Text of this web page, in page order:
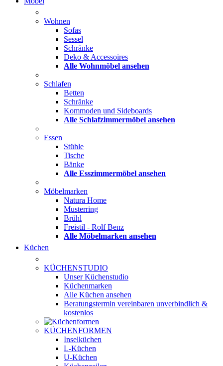
Wohnen
Sofas
Sessel
Schränke
Deko & Accessoires
Alle Wohnmöbel ansehen
Schlafen
Betten
Schränke
Kommoden und Sideboards
Alle Schlafzimmermöbel ansehen
Essen
Stühle
Tische
Bänke
Alle Esszimmermöbel ansehen
Möbelmarken
Natura Home
Musterring
Brühl
Freistil - Rolf Benz
Alle Möbelmarken ansehen
Küchen
KÜCHENSTUDIO
Unser Küchenstudio
Küchenmarken
Alle Küchen ansehen
Beratungstermin vereinbaren unverbindlich &
kostenlos
KÜCHENFORMEN
Inselküchen
L-Küchen
U-Küchen